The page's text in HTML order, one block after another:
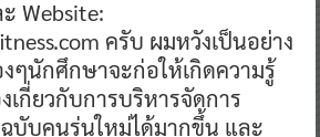
ะ Website:
ครับ ผมหวังเป็นอย่าง
ๆนักศึกษาจะก่อให้เกิดความรู้
เกี่ยวกับการบริหารจัดการ
บับคนรุ่นใหม่ได้มากขึ้น และ